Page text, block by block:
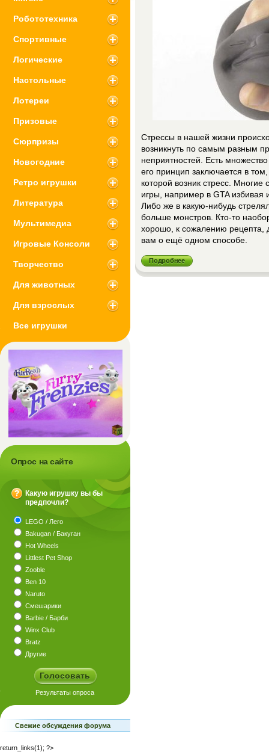
Стрессы в нашей жизни
возникнуть по самым разным
неприятностей. Есть
его принцип заключается в
которой возник стресс. Многие
игры, например в GTA избивая
Либо же в какую-нибудь
больше монстров. Кто-то
хорошо, к сожалению рецепта,
вам о ещё одном способе.
Подробнее
Робототехника
Спортивные
Логические
Настольные
Лотереи
Призовые
Сюрпризы
Новогодние
Ретро игрушки
Литература
Мультимедиа
Игровые Консоли
Творчество
Для животных
Для взрослых
Все игрушки
Опрос на сайте
Какую игрушку вы бы
предпочли?
LEGO / Лего
Bakugan / Бакуган
Hot Wheels
Littlest Pet Shop
Zooble
Ben 10
Naruto
Смешарики
Barbie / Барби
Winx Club
Bratz
Другие
Свежие обсуждения форума
return_links(1); ?>